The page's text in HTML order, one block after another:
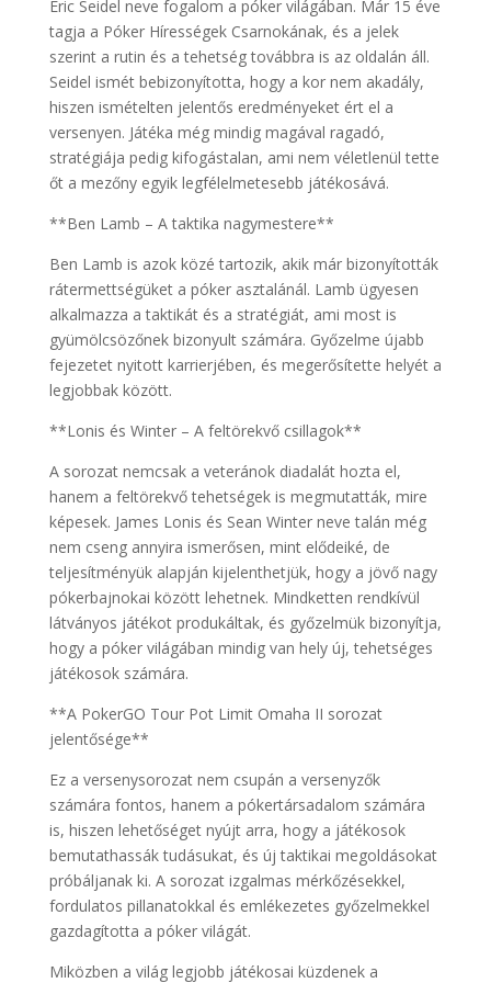
Eric Seidel neve fogalom a póker világában. Már 15 éve
tagja a Póker Hírességek Csarnokának, és a jelek
szerint a rutin és a tehetség továbbra is az oldalán áll.
Seidel ismét bebizonyította, hogy a kor nem akadály,
hiszen ismételten jelentős eredményeket ért el a
versenyen. Játéka még mindig magával ragadó,
stratégiája pedig kifogástalan, ami nem véletlenül tette
őt a mezőny egyik legfélelmetesebb játékosává.
**Ben Lamb – A taktika nagymestere**
Ben Lamb is azok közé tartozik, akik már bizonyították
rátermettségüket a póker asztalánál. Lamb ügyesen
alkalmazza a taktikát és a stratégiát, ami most is
gyümölcsözőnek bizonyult számára. Győzelme újabb
fejezetet nyitott karrierjében, és megerősítette helyét a
legjobbak között.
**Lonis és Winter – A feltörekvő csillagok**
A sorozat nemcsak a veteránok diadalát hozta el,
hanem a feltörekvő tehetségek is megmutatták, mire
képesek. James Lonis és Sean Winter neve talán még
nem cseng annyira ismerősen, mint elődeiké, de
teljesítményük alapján kijelenthetjük, hogy a jövő nagy
pókerbajnokai között lehetnek. Mindketten rendkívül
látványos játékot produkáltak, és győzelmük bizonyítja,
hogy a póker világában mindig van hely új, tehetséges
játékosok számára.
**A PokerGO Tour Pot Limit Omaha II sorozat
jelentősége**
Ez a versenysorozat nem csupán a versenyzők
számára fontos, hanem a pókertársadalom számára
is, hiszen lehetőséget nyújt arra, hogy a játékosok
bemutathassák tudásukat, és új taktikai megoldásokat
próbáljanak ki. A sorozat izgalmas mérkőzésekkel,
fordulatos pillanatokkal és emlékezetes győzelmekkel
gazdagította a póker világát.
Miközben a világ legjobb játékosai küzdenek a